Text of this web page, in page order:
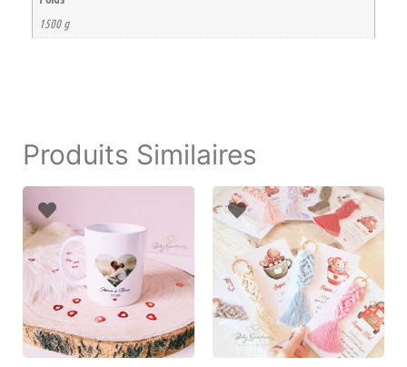
1500 g
Produits Similaires